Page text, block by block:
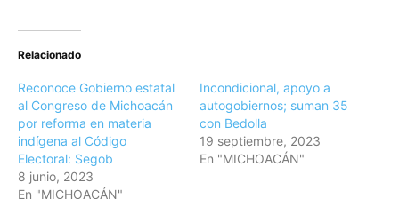
Relacionado
Reconoce Gobierno estatal
al Congreso de Michoacán
por reforma en materia
indígena al Código
Electoral: Segob
8 junio, 2023
En "MICHOACÁN"
Incondicional, apoyo a
autogobiernos; suman 35
con Bedolla
19 septiembre, 2023
En "MICHOACÁN"